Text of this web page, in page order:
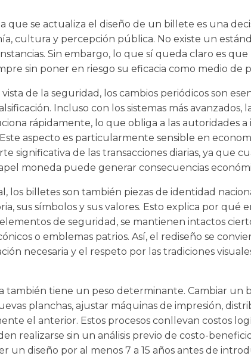
que se actualiza el diseño de un billete es una
cultura y percepción pública. No existe un
Sin embargo, lo que sí queda claro es
sin poner en riesgo su eficacia como medio de
de la seguridad, los cambios periódicos son
Incluso con los sistemas más
rápidamente, lo que obliga a las autoridades
aspecto es particularmente sensible en
significativa de las transacciones diarias, ya que
moneda puede generar consecuencias
los billetes son también piezas de identidad
sus símbolos y sus valores. Esto explica por qué
de seguridad, se mantienen intactos
o emblemas patrios. Así, el rediseño se
necesaria y el respeto por las tradiciones
también tiene un peso determinante. Cambiar un
planchas, ajustar máquinas de impresión,
el anterior. Estos procesos conllevan costos
realizarse sin un análisis previo de costo-
un diseño por al menos 7 a 15 años antes de